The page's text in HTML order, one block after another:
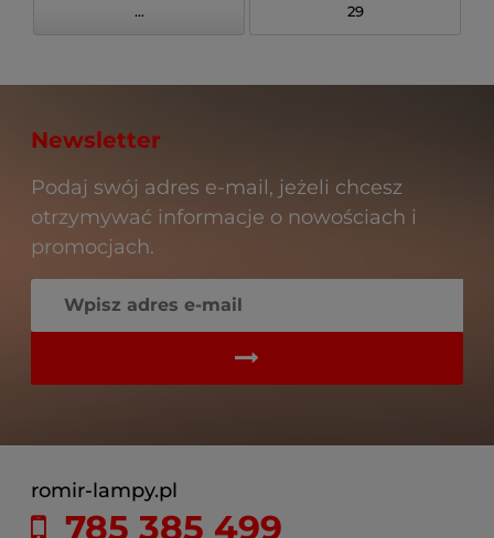
... 29
Newsletter
Podaj swój adres e-mail, jeżeli chcesz
otrzymywać informacje o nowościach i
promocjach.
romir-lampy.pl
785 385 499